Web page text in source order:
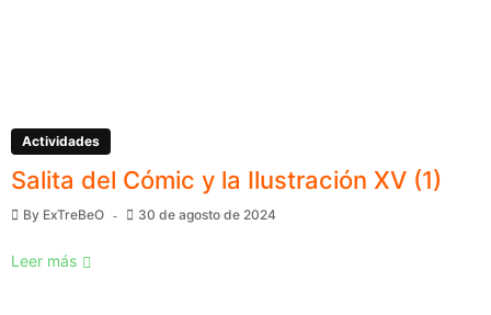
Actividades
Salita del Cómic y la Ilustración XV (1)
By ExTreBeO 30 de agosto de 2024
Leer más